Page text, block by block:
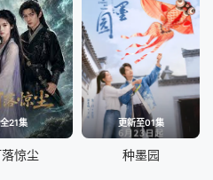
全21集
惊尘
更新至01集
种墨园